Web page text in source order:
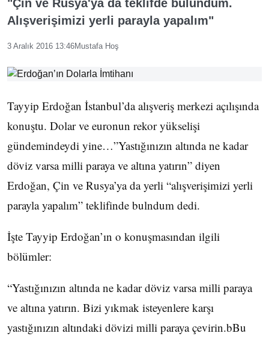
"Çin ve Rusya'ya da teklifde bulundum.
Alışverişimizi yerli parayla yapalım"
3 Aralık 2016 13:46Mustafa Hoş
Tayyip Erdoğan İstanbul’da alışveriş merkezi açılışında
konuştu. Dolar ve euronun rekor yükselişi
gündemindeydi yine…”Yastığınızın altında ne kadar
döviz varsa milli paraya ve altına yatırın” diyen
Erdoğan, Çin ve Rusya’ya da yerli “alışverişimizi yerli
parayla yapalım” teklifinde bulndum dedi.
İşte Tayyip Erdoğan’ın o konuşmasından ilgili
bölümler:
“Yastığınızın altında ne kadar döviz varsa milli paraya
ve altına yatırın. Bizi yıkmak isteyenlere karşı
yastığınızın altındaki dövizi milli paraya çevirin.bBu